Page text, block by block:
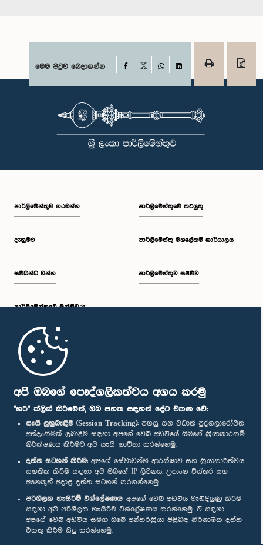
අපි ඔබගේ පෞද්ගලිකත්වය අගය කරමු
"හරි" ක්ලික් කිරීමෙන්, ඔබ පහත සඳහන් දේට එකඟ වේ:
සැසි ලුහුබැඳීම (Session Tracking): පහසු සහ වඩාත් පුද්ගලාරෝපිත
අත්දැකීමක් ලබාදීම සඳහා අපගේ වෙබ් අඩවියේ ඔබගේ ක්‍රියාකාරකම්
නිරීක්ෂණය කිරීමට අපි සැසි භාවිතා කරන්නෙමු.
දත්ත සටහන් කිරීම: අපගේ සේවාවන්හි ආරක්ෂාව සහ ක්‍රියාකාරීත්වය
සහතික කිරීම සඳහා අපි ඔබගේ IP ලිපිනය, උපාංග විස්තර සහ
අනෙකුත් අදාළ දත්ත සටහන් කරගන්නෙමු.
පරිශීලක හැසිරීම් විශ්ලේෂණය: අපගේ වෙබ් අඩවිය වැඩිදියුණු කිරීම
සඳහා අපි පරිශීලක හැසිරීම විශ්ලේෂණය කරන්නෙමු. ඒ සඳහා
අපගේ වෙබ් අඩවිය සමඟ ඔබේ අන්තර්ක්‍රියා පිළිබඳ නිර්නාමික දත්ත
එකතු කිරීම සිදු කරන්නෙමු.
මෙම පිටුව බෙදාගන්න Facebook
WhatsAppLinkedIn
පාර්ලි‌මේන්තුව නරඹන්න
දැනුමට
සම්බන්ධ වන්න
පාර්ලි‌මේන්තුවේ මන්ත්‍රීවරු
මුල් පිටුව
පාර්ලිමේන්තුවේ කටයුතු
පාර්ලිමේන්තු මහලේකම් කාර්යාලය
පාර්ලිමේන්තුව සජීවීව
පාර්ලිමේන්තු ජංගම යෙදුම
අප හා සම්බන්ධ වී සිටින්න :
සම්මාන
පෞද්ගලිකත්ව ප්‍රතිපත්තිය